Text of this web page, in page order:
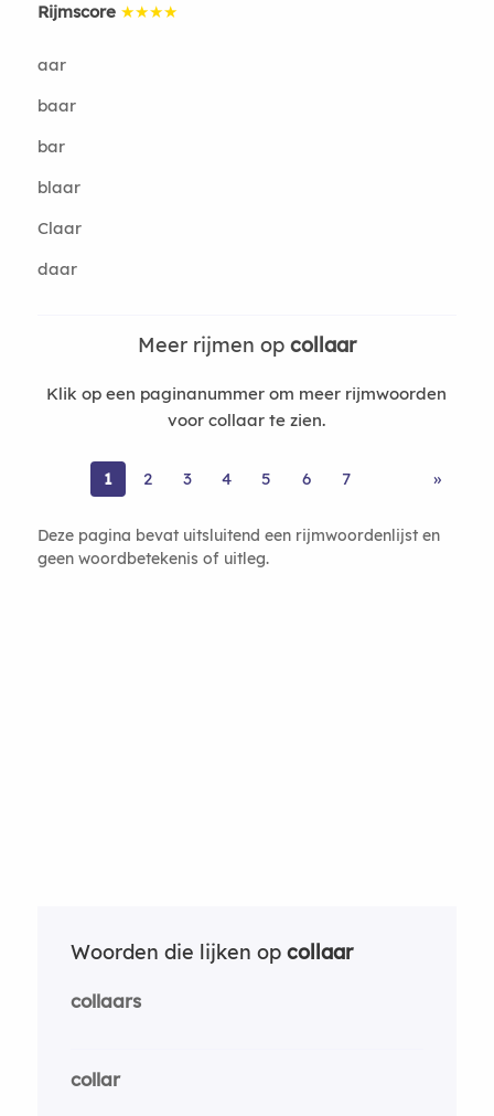
Rijmscore ★★★★
aar
baar
bar
blaar
Claar
daar
Meer rijmen op collaar
Klik op een paginanummer om meer rijmwoorden
voor collaar te zien.
1 2 3 4 5 6 7 »
Deze pagina bevat uitsluitend een rijmwoordenlijst en
geen woordbetekenis of uitleg.
Woorden die lijken op collaar
collaars
collar